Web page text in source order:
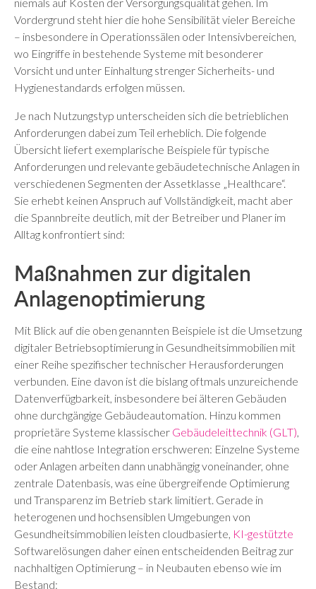
Vordergrund steht hier die hohe Sensibilität vieler Bereiche
– insbesondere in Operationssälen oder Intensivbereichen,
wo Eingriffe in bestehende Systeme mit besonderer
Vorsicht und unter Einhaltung strenger Sicherheits- und
Hygienestandards erfolgen müssen.
Je nach Nutzungstyp unterscheiden sich die betrieblichen
Anforderungen dabei zum Teil erheblich. Die folgende
Übersicht liefert exemplarische Beispiele für typische
Anforderungen und relevante gebäudetechnische Anlagen in
verschiedenen Segmenten der Assetklasse „Healthcare“.
Sie erhebt keinen Anspruch auf Vollständigkeit, macht aber
die Spannbreite deutlich, mit der Betreiber und Planer im
Alltag konfrontiert sind:
Maßnahmen zur digitalen
Anlagenoptimierung
Mit Blick auf die oben genannten Beispiele ist die Umsetzung
digitaler Betriebsoptimierung in Gesundheitsimmobilien mit
einer Reihe spezifischer technischer Herausforderungen
verbunden. Eine davon ist die bislang oftmals unzureichende
Datenverfügbarkeit, insbesondere bei älteren Gebäuden
ohne durchgängige Gebäudeautomation. Hinzu kommen
proprietäre Systeme klassischer Gebäudeleittechnik (GLT),
die eine nahtlose Integration erschweren: Einzelne Systeme
oder Anlagen arbeiten dann unabhängig voneinander, ohne
zentrale Datenbasis, was eine übergreifende Optimierung
und Transparenz im Betrieb stark limitiert. Gerade in
heterogenen und hochsensiblen Umgebungen von
Gesundheitsimmobilien leisten cloudbasierte, KI-gestützte
Softwarelösungen daher einen entscheidenden Beitrag zur
nachhaltigen Optimierung – in Neubauten ebenso wie im
Bestand: